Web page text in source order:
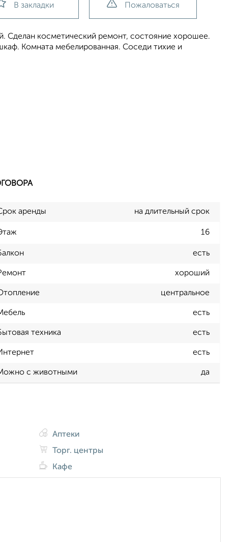
В закладки Пожаловаться
Сделан косметический ремонт, состояние хорошее.
Комната мебелированная. Соседи тихие и
аренды на длительный срок
16
есть
хороший
центральное
есть
техника есть
есть
с животными да
Аптеки
Торг. центры
Кафе